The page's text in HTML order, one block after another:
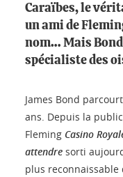
Caraïbes, le
un ami de
nom… Mais
spécialiste des
James Bond
ans. Depuis la
Fleming Casino
attendre sorti
plus